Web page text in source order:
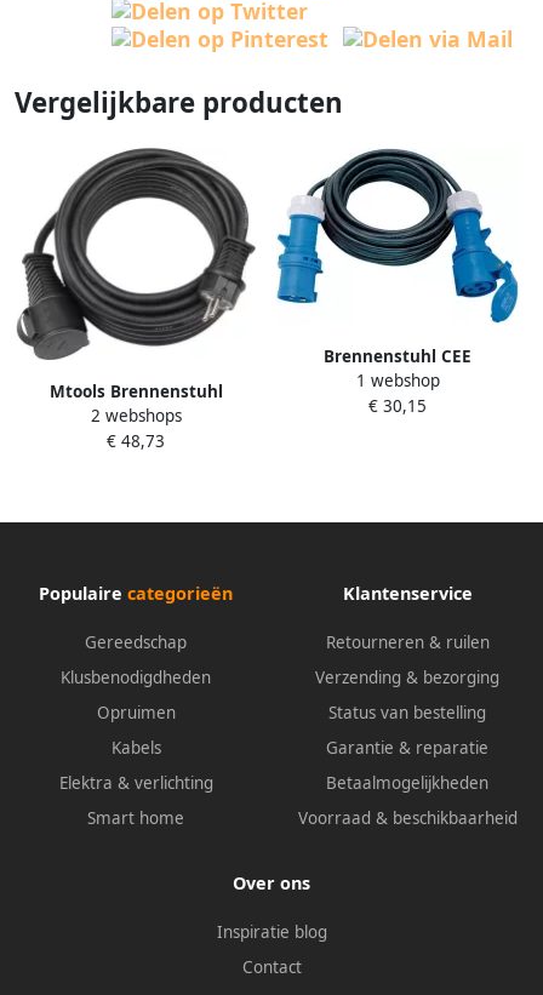
Vergelijkbare producten
Mtools Brennenstuhl
Verlengsnoer voor
bouwplaatsen IP44 10m
2 webshops
€ 48,73
Brennenstuhl CEE
verlengsnoer 230V IP44 10m
H07RN-F 3G1 5 CEE 230V 16A
1 webshop
€ 30,15
Populaire categorieën
Gereedschap
Klusbenodigdheden
Opruimen
Kabels
Elektra & verlichting
Smart home
Klantenservice
Retourneren & ruilen
Verzending & bezorging
Status van bestelling
Garantie & reparatie
Betaalmogelijkheden
Voorraad & beschikbaarheid
Over ons
Inspiratie blog
Contact